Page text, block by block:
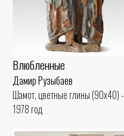
Влюбленные
Дамир Рузыбаев
Шамот, цветные глины (90x40) -
1978 год